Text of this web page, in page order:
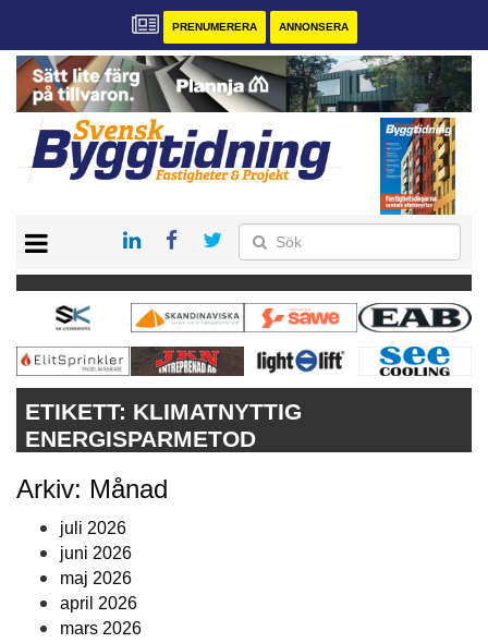
PRENUMERERA ANNONSERA
PRENUMERERA
VÅRA ANDRA MAGASIN
ANNONSERA
KONTAKT
ETIKETT: KLIMATNYTTIG
ENERGISPARMETOD
Arkiv: Månad
juli 2026
juni 2026
maj 2026
april 2026
mars 2026